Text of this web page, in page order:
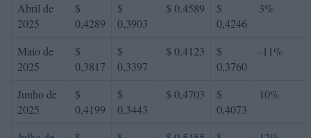
Abril de
2025
$
0,4289
$
0,3903
$ 0,4589
$
0,4246
3%
Maio de
2025
$
0,3817
$
0,3397
$ 0,4123
$
0,3760
-11%
Junho de
2025
$
0,4199
$
0,3443
$ 0,4703
$
0,4073
10%